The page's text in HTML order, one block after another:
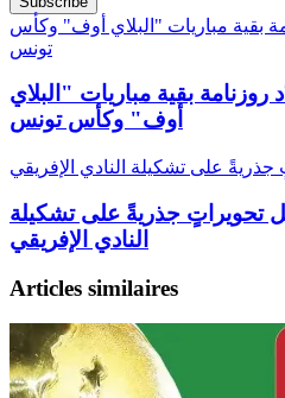
بقية مباريات "البلاي أوف" وكأس
تونس
بقية مباريات "البلاي
أوف" وكأس تونس
على تشكيلة النادي الإفريقي
تحويراتٍ جذريةً على تشكيلة
النادي الإفريقي
Articles similaires